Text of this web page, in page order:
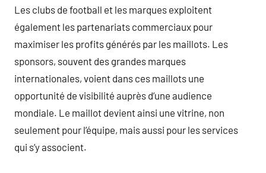
Les clubs de football et les marques exploitent
également les partenariats commerciaux pour
maximiser les profits générés par les maillots. Les
sponsors, souvent des grandes marques
internationales, voient dans ces maillots une
opportunité de visibilité auprès d’une audience
mondiale. Le maillot devient ainsi une vitrine, non
seulement pour l’équipe, mais aussi pour les services
qui s’y associent.